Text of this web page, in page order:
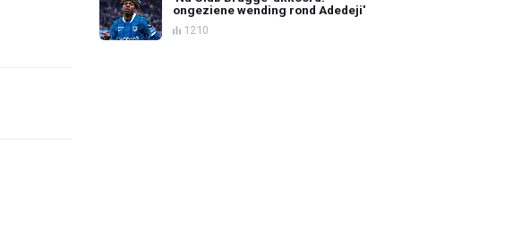
ongeziene wending rond Adedeji'
1210